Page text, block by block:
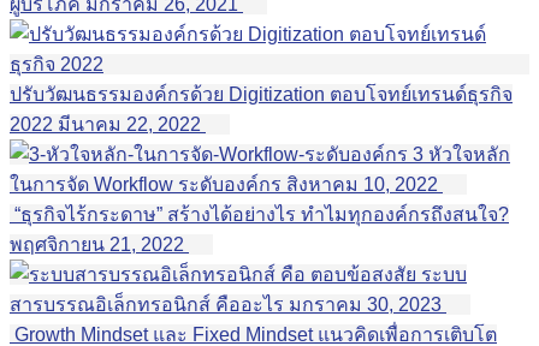
ปรับวัฒนธรรมองค์กรด้วย Digitization ตอบโจทย์เทรนด์ธุรกิจ
2022 มีนาคม 22, 2022
3 หัวใจหลัก
ในการจัด Workflow ระดับองค์กร สิงหาคม 10, 2022
“ธุรกิจไร้กระดาษ” สร้างได้อย่างไร ทำไมทุกองค์กรถึงสนใจ?
พฤศจิกายน 21, 2022
ตอบข้อสงสัย ระบบ
สารบรรณอิเล็กทรอนิกส์ คืออะไร มกราคม 30, 2023
Growth Mindset และ Fixed Mindset แนวคิดเพื่อการเติบโต